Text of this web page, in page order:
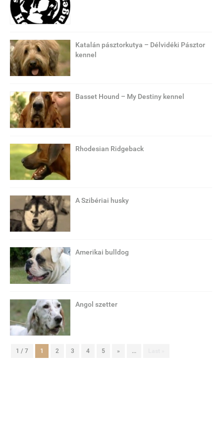
Katalán pásztorkutya – Délvidéki Pásztor
kennel
Basset Hound – My Destiny kennel
Rhodesian Ridgeback
A Szibériai husky
Amerikai bulldog
Angol szetter
1 / 7 1 2 3 4 5 » ...